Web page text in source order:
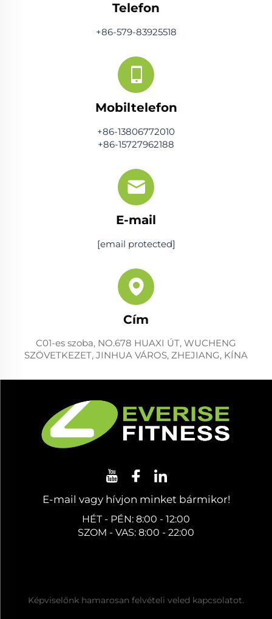
Telefon
+86-579-83925518
Mobiltelefon
+86-13806772010
+86-15727962188
E-mail
[email protected]
Cím
C01-es szoba, NO.678 HUAXI ÚT, WUCHENG
SZÖVETKEZET, JINHUA VÁROS, ZHEJIANG, KÍNA
E-mail vagy hívjon minket bármikor!
HÉT - PÉN: 8:00 - 12:00
SZOM - VAS: 8:00 - 22:00
Képviselőnk hamarosan felvételi veled kapcsolatot.